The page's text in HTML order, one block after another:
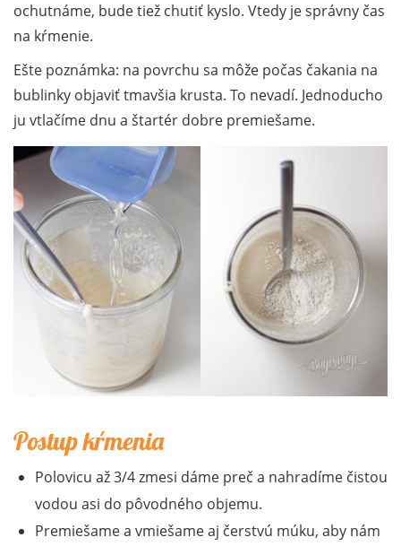
ochutnáme, bude tiež chutiť kyslo. Vtedy je správny čas
na kŕmenie.
Ešte poznámka: na povrchu sa môže počas čakania na
bublinky objaviť tmavšia krusta. To nevadí. Jednoducho
ju vtlačíme dnu a štartér dobre premiešame.
Postup kŕmenia
Polovicu až 3/4 zmesi dáme preč a nahradíme čistou
vodou asi do pôvodného objemu.
Premiešame a vmiešame aj čerstvú múku, aby nám